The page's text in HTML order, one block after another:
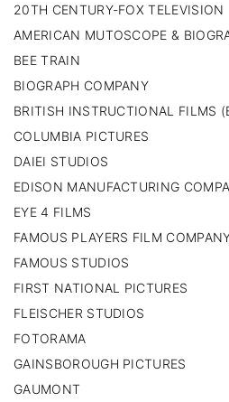
20TH CENTURY-FOX TELEVISION
AMERICAN MUTOSCOPE &
BEE TRAIN
BIOGRAPH COMPANY
BRITISH INSTRUCTIONAL FILMS
COLUMBIA PICTURES
DAIEI STUDIOS
EDISON MANUFACTURING
EYE 4 FILMS
FAMOUS PLAYERS FILM
FAMOUS STUDIOS
FIRST NATIONAL PICTURES
FLEISCHER STUDIOS
FOTORAMA
GAINSBOROUGH PICTURES
GAUMONT